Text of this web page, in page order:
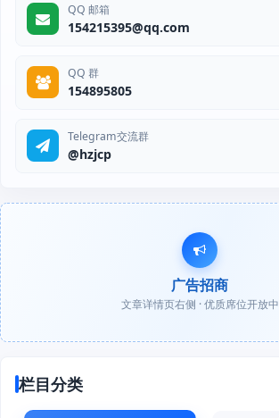
QQ 邮箱
154215395@qq.com
QQ 群
154895805
Telegram交流群
@hzjcp
广告招商
文章详情页右侧 · 优质席位开放中
栏目分类